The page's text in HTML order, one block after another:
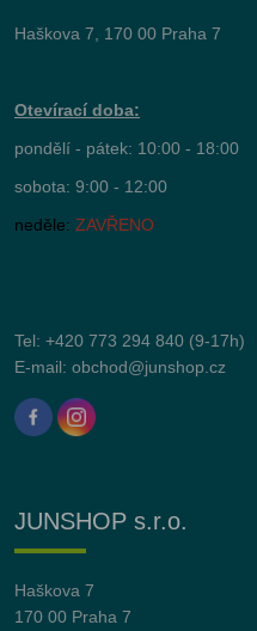
Haškova 7, 170 00 Praha 7
Otevírací doba:
pondělí - pátek: 10:00 - 18:00
sobota: 9:00 - 12:00
neděle: ZAVŘENO
Tel: +420 773 294 840 (9-17h)
E-mail: obchod@junshop.cz
JUNSHOP s.r.o.
Haškova 7
170 00 Praha 7